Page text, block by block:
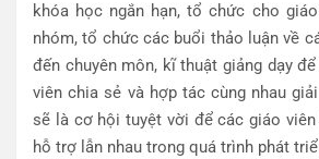
khóa học ngắn hạn, tổ chức cho
nhóm, tổ chức các buổi thảo luận về
đến chuyên môn, kĩ thuật giảng dạy
viên chia sẻ và hợp tác cùng nhau
sẽ là cơ hội tuyệt vời để các giáo
hỗ trợ lẫn nhau trong quá trình phát